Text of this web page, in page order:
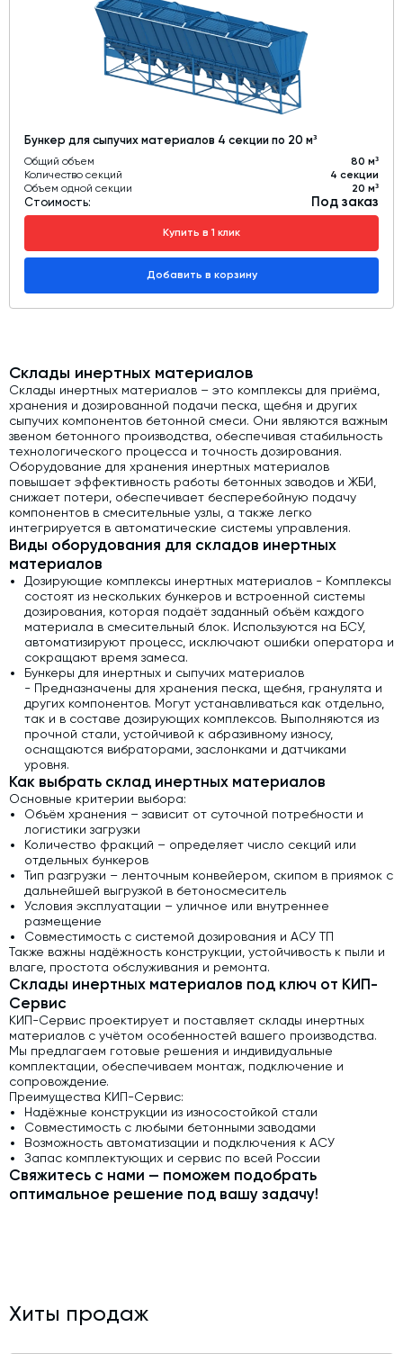
Бункер для сыпучих материалов 4 секции по 20 м³
Общий объем
80 м³
Количество секций
4 секции
Объем одной секции
20 м³
Стоимость: Под заказ
Купить в 1 клик
Добавить в корзину
Склады инертных материалов
Склады инертных материалов – это комплексы для приёма,
хранения и дозированной подачи песка, щебня и других
сыпучих компонентов бетонной смеси. Они являются важным
звеном бетонного производства, обеспечивая стабильность
технологического процесса и точность дозирования.
Оборудование для хранения инертных материалов
повышает эффективность работы бетонных заводов и ЖБИ,
снижает потери, обеспечивает бесперебойную подачу
компонентов в смесительные узлы, а также легко
интегрируется в автоматические системы управления.
Виды оборудования для складов инертных
материалов
Дозирующие комплексы инертных материалов - Комплексы
состоят из нескольких бункеров и встроенной системы
дозирования, которая подаёт заданный объём каждого
материала в смесительный блок. Используются на БСУ,
автоматизируют процесс, исключают ошибки оператора и
сокращают время замеса.
Бункеры для инертных и сыпучих материалов
- Предназначены для хранения песка, щебня, гранулята и
других компонентов. Могут устанавливаться как отдельно,
так и в составе дозирующих комплексов. Выполняются из
прочной стали, устойчивой к абразивному износу,
оснащаются вибраторами, заслонками и датчиками
уровня.
Как выбрать склад инертных материалов
Основные критерии выбора:
Объём хранения – зависит от суточной потребности и
логистики загрузки
Количество фракций – определяет число секций или
отдельных бункеров
Тип разгрузки – ленточным конвейером, скипом в приямок с
дальнейшей выгрузкой в бетоносмеситель
Условия эксплуатации – уличное или внутреннее
размещение
Совместимость с системой дозирования и АСУ ТП
Также важны надёжность конструкции, устойчивость к пыли и
влаге, простота обслуживания и ремонта.
Склады инертных материалов под ключ от КИП-
Сервис
КИП-Сервис проектирует и поставляет склады инертных
материалов с учётом особенностей вашего производства.
Мы предлагаем готовые решения и индивидуальные
комплектации, обеспечиваем монтаж, подключение и
сопровождение.
Преимущества КИП-Сервис:
Надёжные конструкции из износостойкой стали
Совместимость с любыми бетонными заводами
Возможность автоматизации и подключения к АСУ
Запас комплектующих и сервис по всей России
Свяжитесь с нами — поможем подобрать
оптимальное решение под вашу задачу!
Хиты продаж